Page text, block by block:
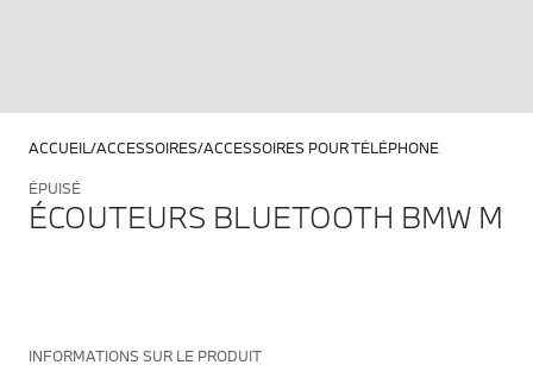
ACCUEIL ACCESSOIRES ACCESSOIRES POUR TÉLÉPHONE
ÉPUISÉ
ÉCOUTEURS BLUETOOTH BMW M
INFORMATIONS SUR LE PRODUIT